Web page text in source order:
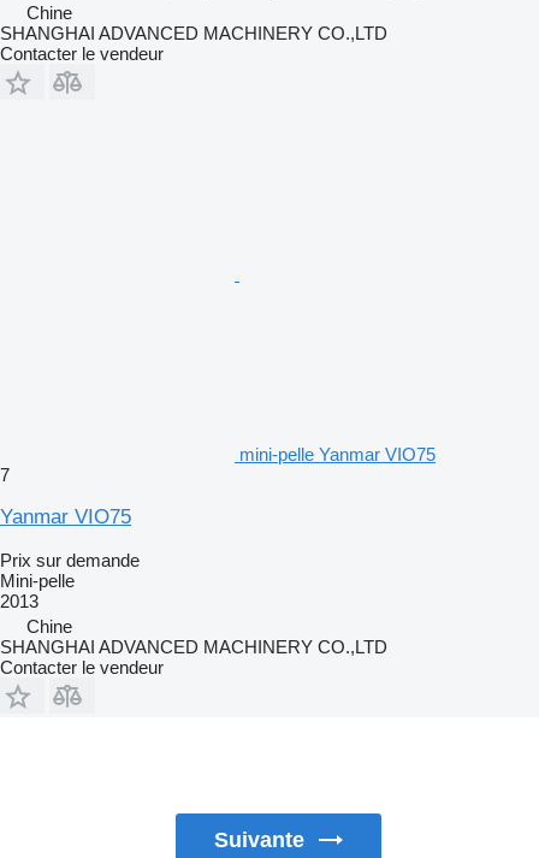
Chine
SHANGHAI ADVANCED MACHINERY CO.,LTD
Contacter le vendeur
mini-pelle Yanmar VIO75
7
Yanmar VIO75
Prix sur demande
Mini-pelle
2013
Chine
SHANGHAI ADVANCED MACHINERY CO.,LTD
Contacter le vendeur
Suivante